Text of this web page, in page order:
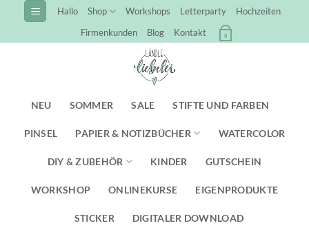
Inhalt
springen
Hallo Shop Workshops Letterparty
Hochzeiten
Firmenkunden
Blog Kontakt 0
NEU SOMMER SALE STIFTE UND FARBEN
PINSEL PAPIER & NOTIZBÜCHER WATERCOLOR
DIY & ZUBEHÖR KINDER GUTSCHEIN
WORKSHOP ONLINEKURSE EIGENPRODUKTE
STICKER DIGITALER DOWNLOAD